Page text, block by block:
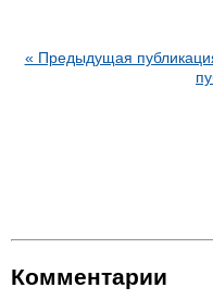
« Предыдущая
Комментарии